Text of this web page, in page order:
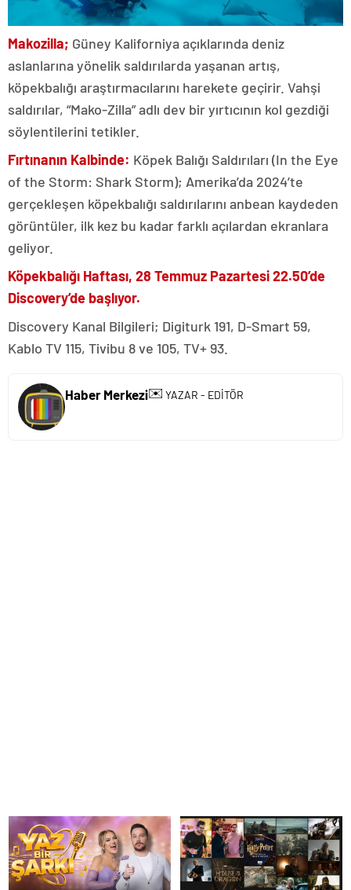
Makozilla; Güney Kaliforniya açıklarında deniz
aslanlarına yönelik saldırılarda yaşanan artış,
köpekbalığı araştırmacılarını harekete geçirir. Vahşi
saldırılar, “Mako-Zilla” adlı dev bir yırtıcının kol gezdiği
söylentilerini tetikler.
Fırtınanın Kalbinde: Köpek Balığı Saldırıları (In the Eye
of the Storm: Shark Storm); Amerika’da 2024’te
gerçekleşen köpekbalığı saldırılarını anbean kaydeden
görüntüler, ilk kez bu kadar farklı açılardan ekranlara
geliyor.
Köpekbalığı Haftası, 28 Temmuz Pazartesi 22.50’de
Discovery’de başlıyor.
Discovery Kanal Bilgileri; Digiturk 191, D-Smart 59,
Kablo TV 115, Tivibu 8 ve 105, TV+ 93.
Haber Merkezi✉️ YAZAR - EDİTÖR